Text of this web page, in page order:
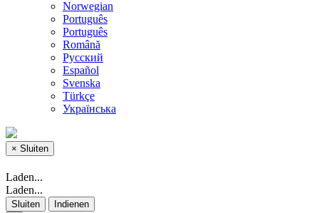
Norwegian
Português
Português
Română
Русский
Español
Svenska
Türkçe
Українська
× Sluiten
Laden...
Laden...
Sluiten Indienen